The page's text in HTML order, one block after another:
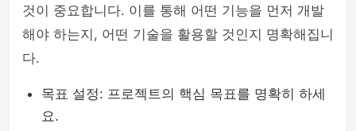
것이 중요합니다. 이를 통해 어떤 기능을 먼저 개발
해야 하는지, 어떤 기술을 활용할 것인지 명확해집니
다.
목표 설정: 프로젝트의 핵심 목표를 명확히 하세
요.